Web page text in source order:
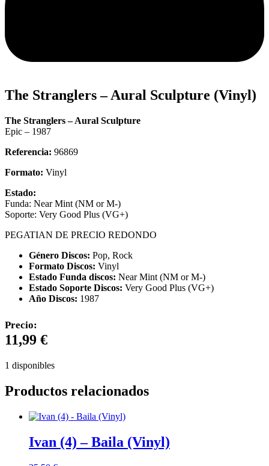
The Stranglers – Aural Sculpture (Vinyl)
The Stranglers – Aural Sculpture
Epic – 1987
Referencia: 96869
Formato: Vinyl
Estado:
Funda: Near Mint (NM or M-)
Soporte: Very Good Plus (VG+)
PEGATIAN DE PRECIO REDONDO
Género Discos: Pop, Rock
Formato Discos: Vinyl
Estado Funda discos: Near Mint (NM or M-)
Estado Soporte Discos: Very Good Plus (VG+)
Año Discos: 1987
Precio:
11,99 €
1 disponibles
Productos relacionados
Ivan (4) – Baila (Vinyl)